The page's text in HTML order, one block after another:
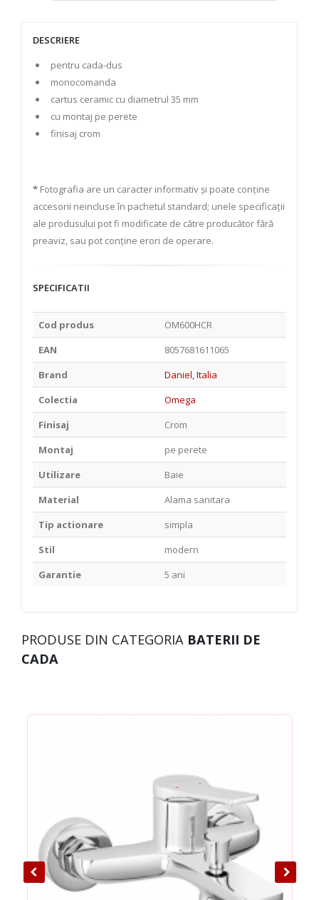
DESCRIERE
pentru cada-dus
monocomanda
cartus ceramic cu diametrul 35 mm
cu montaj pe perete
finisaj crom
* Fotografia are un caracter informativ și poate conține
accesorii neincluse în pachetul standard; unele specificații
ale produsului pot fi modificate de către producător fără
preaviz, sau pot conține erori de operare.
SPECIFICATII
Cod produs
OM600HCR
EAN
8057681611065
Brand
Daniel, Italia
Colectia
Omega
Finisaj
Crom
Montaj
pe perete
Utilizare
Baie
Material
Alama sanitara
Tip actionare
simpla
Stil
modern
Garantie
5 ani
PRODUSE DIN CATEGORIA BATERII DE
CADA